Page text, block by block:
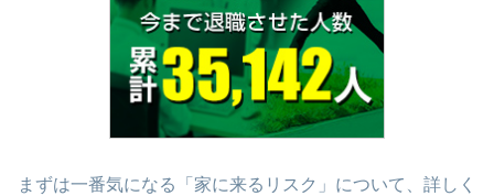
まずは一番気になる「家に来るリスク」について、詳しく